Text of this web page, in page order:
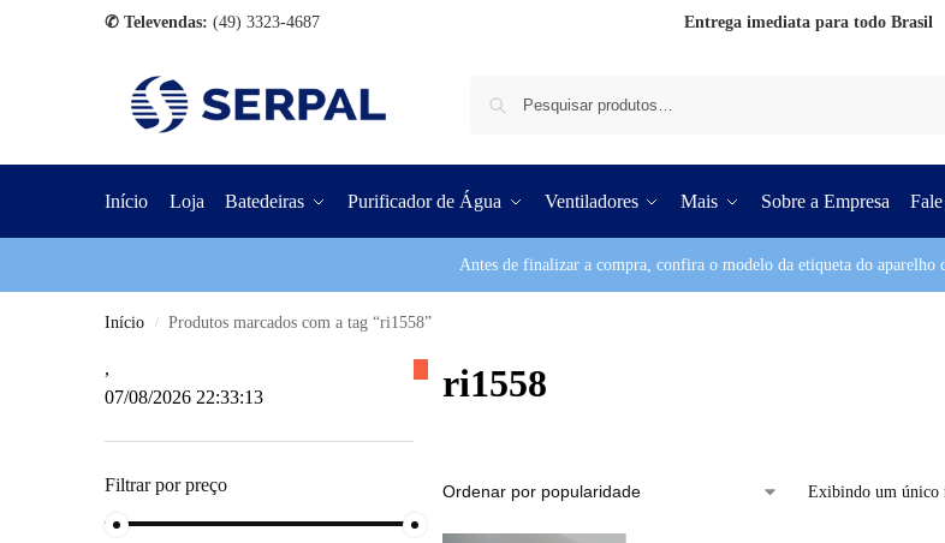
✆ Televendas: (49) 3323-4687 Entrega imediata para todo Brasil
Início Loja Batedeiras Purificador de Água Ventiladores Mais Sobre a Empresa
Antes de finalizar a compra, confira o modelo da etiqueta do aparelho
Início / Produtos marcados com a tag “ri1558”
ri1558
Exibindo um único
,
07/08/2026 22:33:14
Filtrar por preço